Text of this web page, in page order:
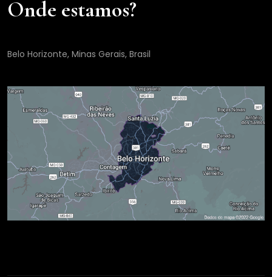
Onde estamos?
Belo Horizonte, Minas Gerais, Brasil